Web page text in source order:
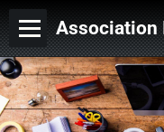
Page d'accueil
Derniers ajouts